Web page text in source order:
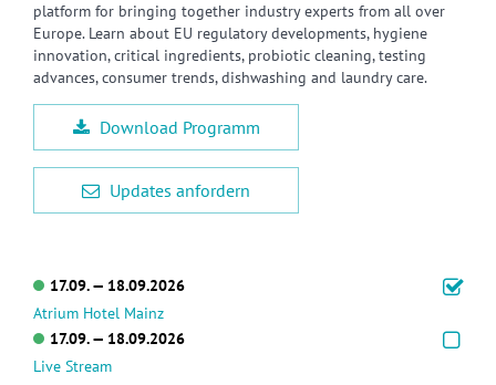
platform for bringing together industry experts from all over
Europe. Learn about EU regulatory developments, hygiene
innovation, critical ingredients, probiotic cleaning, testing
advances, consumer trends, dishwashing and laundry care.
Download Programm
Updates anfordern
17.09. — 18.09.2026
Atrium Hotel Mainz
17.09. — 18.09.2026
Live Stream